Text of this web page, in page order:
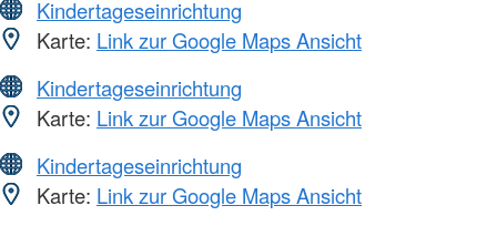
Kindertageseinrichtung
Karte: Link zur Google Maps Ansicht
Kindertageseinrichtung
Karte: Link zur Google Maps Ansicht
Kindertageseinrichtung
Karte: Link zur Google Maps Ansicht